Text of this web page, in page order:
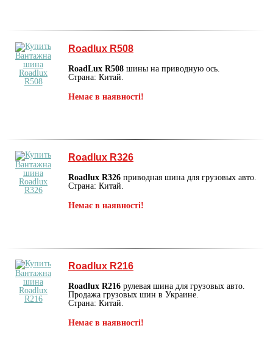
Roadlux R508
RoadLux R508 шины на приводную ось.
Страна: Китай.
Немає в наявності!
Roadlux R326
Roadlux R326 приводная шина для грузовых авто.
Страна: Китай.
Немає в наявності!
Roadlux R216
Roadlux R216 рулевая шина для грузовых авто.
Продажа грузовых шин в Украине.
Страна: Китай.
Немає в наявності!